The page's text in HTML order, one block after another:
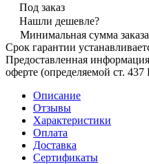
Под заказ
Нашли дешевле?
Минимальная сумма заказа
Срок гарантии
Предоставленная
оферте (определяемой ст.
Описание
Отзывы
Характеристики
Оплата
Доставка
Сертификаты